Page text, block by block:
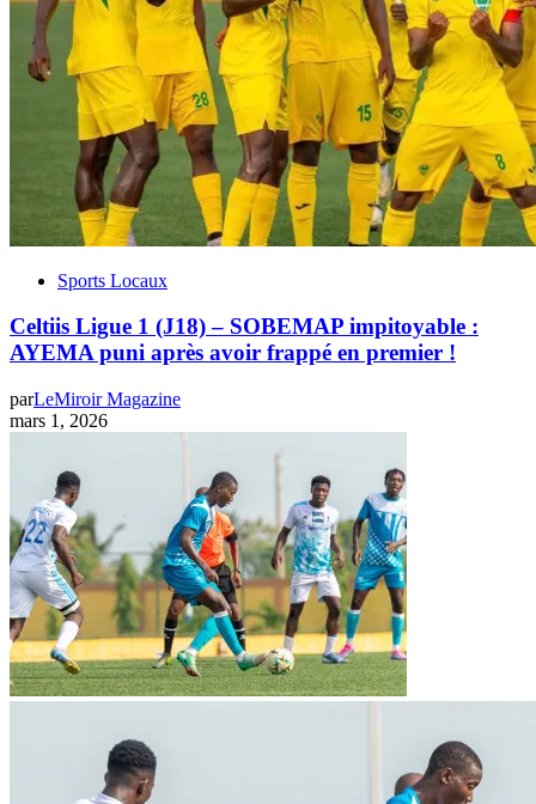
Sports Locaux
Celtiis Ligue 1 (J18) – SOBEMAP impitoyable :
AYEMA puni après avoir frappé en premier !
parLeMiroir Magazine
mars 1, 2026